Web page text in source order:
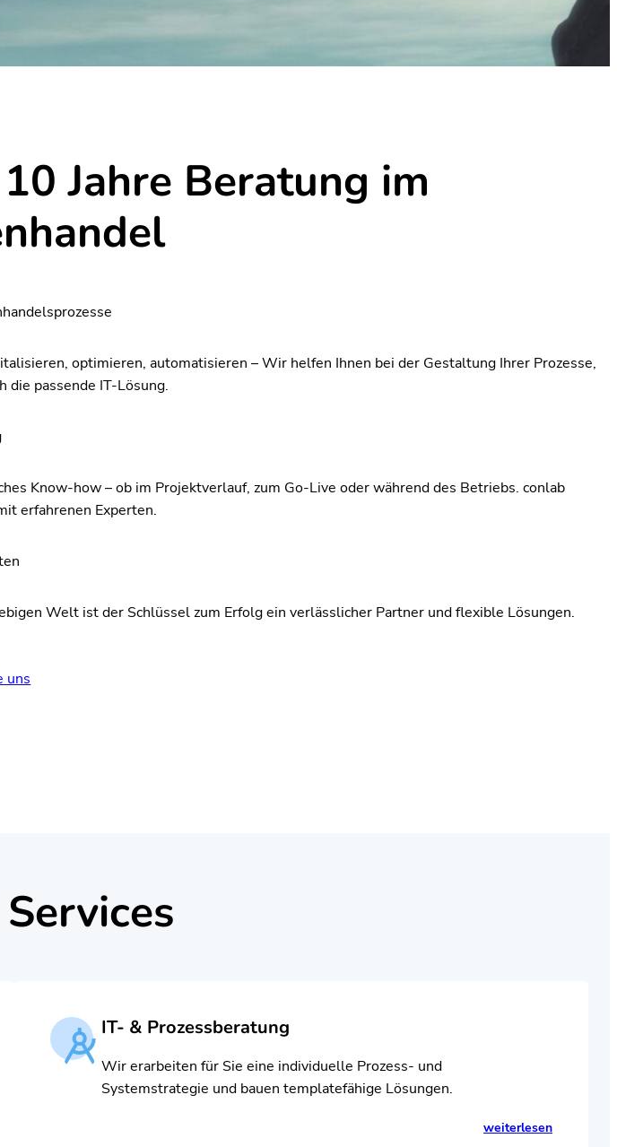
Jahre Beratung im
optimieren, automatisieren – Wir helfen Ihnen bei der Gestaltung Ihrer Prozesse,
die passende IT-Lösung.
Know-how – ob im Projektverlauf, zum Go-Live oder während des Betriebs. conlab
erfahrenen Experten.
Welt ist der Schlüssel zum Erfolg ein verlässlicher Partner und flexible Lösungen.
uns
IT- & Prozessberatung
Wir erarbeiten für Sie eine individuelle Prozess- und
Systemstrategie und bauen templatefähige Lösungen.
weiterlesen